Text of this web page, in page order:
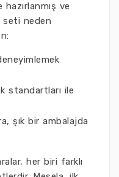
ve
seti neden
standartları ile
şık bir ambalajda
her biri farklı